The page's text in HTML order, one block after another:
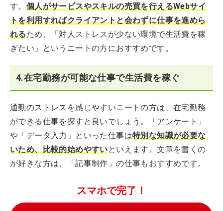
す。 個人がサービスやスキルの売買を行えるWebサイ
トを利用すればクライアントと会わずに仕事を進めら
れるため、「対人ストレスが少ない環境で生活費を稼
ぎたい」というニートの方におすすめです。
4.在宅勤務が可能な仕事で生活費を稼ぐ
通勤のストレスを感じやすいニートの方は、在宅勤務
ができる仕事を探すと良いでしょう。「アンケート」
や「データ入力」といった仕事は特別な知識が必要な
いため、比較的始めやすいといえます。文章を書くの
が好きな方は、「記事制作」の仕事もおすすめです。
スマホで完了！